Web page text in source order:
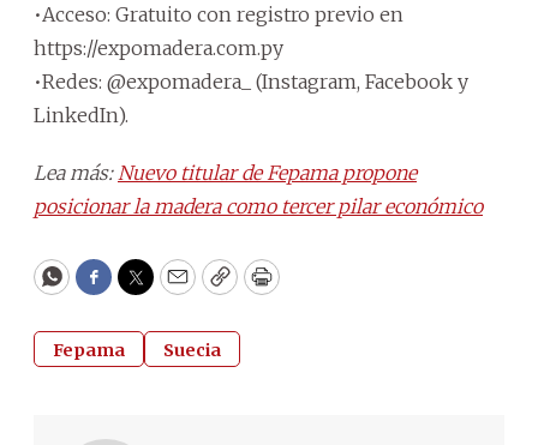
•Acceso: Gratuito con registro previo en
https://expomadera.com.py
•Redes: @expomadera_ (Instagram, Facebook y
LinkedIn).
Lea más: Nuevo titular de Fepama propone
posicionar la madera como tercer pilar económico
WhatsApp
Facebook
Twitter
EmailCopyPrint
Fepama Suecia